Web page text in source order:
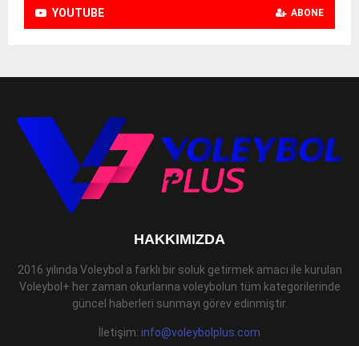
YOUTUBE ABONE
HAKKIMIZDA
2016 yılında Voleybol a farklı bir soluk getirmek amacı ile kurulan
Voleybol+ her zaman okurlarına voleybolun tüm kategorilerinde
güncel haberleri sunmayı görev edinmiştir.
İletişim: info@voleybolplus.com